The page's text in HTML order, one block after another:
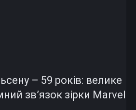
– 59 років: велике
зв’язок зірки Marvel